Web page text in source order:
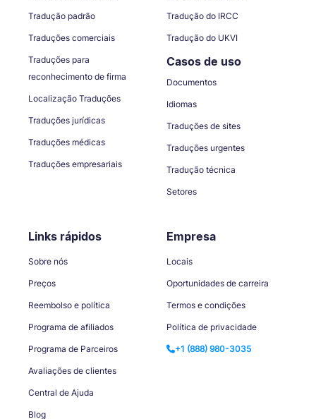
Tradução padrão
Traduções comerciais
Traduções para
reconhecimento de firma
Localização Traduções
Traduções jurídicas
Traduções médicas
Traduções empresariais
Tradução do IRCC
Tradução do UKVI
Casos de uso
Documentos
Idiomas
Traduções de sites
Traduções urgentes
Tradução técnica
Setores
Links rápidos
Sobre nós
Preços
Reembolso e política
Programa de afiliados
Programa de Parceiros
Avaliações de clientes
Central de Ajuda
Blog
Empresa
Locais
Oportunidades de carreira
Termos e condições
Política de privacidade
+1 (888) 980-3035